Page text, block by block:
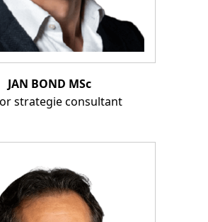
JAN BOND MSc
strategie consultant